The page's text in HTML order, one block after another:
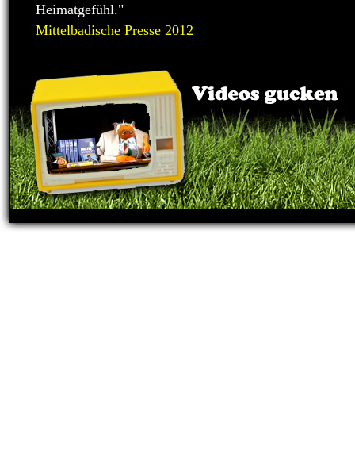
Heimatgefühl."
Mittelbadische Presse 2012